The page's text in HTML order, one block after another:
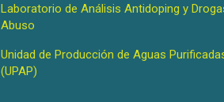
Laboratorio de Análisis Antidoping y
Abuso
Unidad de Producción de Aguas
(UPAP)